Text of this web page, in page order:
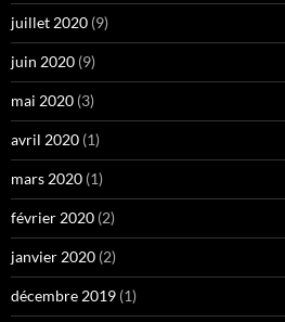
juillet 2020 (9)
juin 2020 (9)
mai 2020 (3)
avril 2020 (1)
mars 2020 (1)
février 2020 (2)
janvier 2020 (2)
décembre 2019 (1)